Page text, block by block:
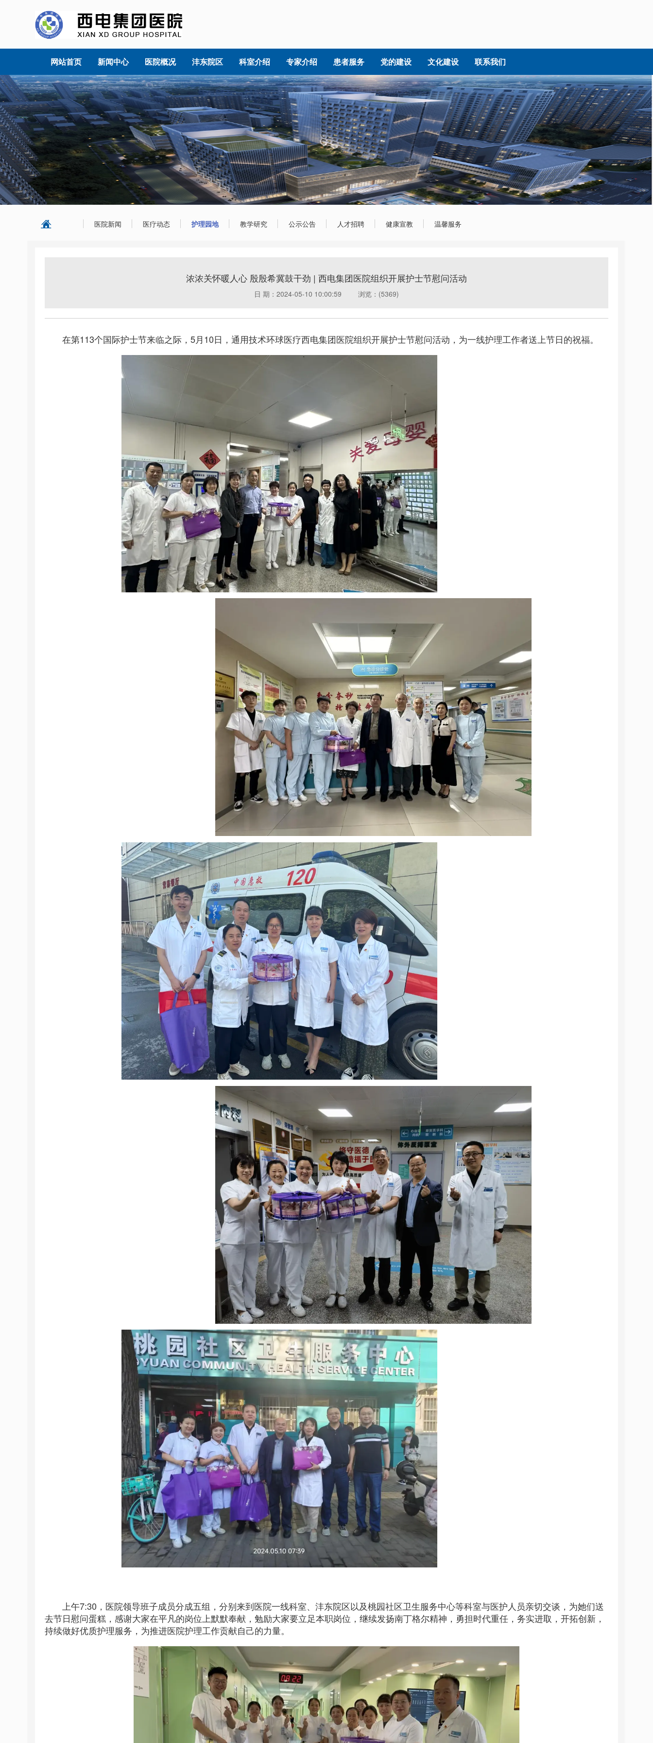
网站首页 新闻中心 医院概况 沣东院区 科室介绍 专家介绍 患者服务 党的建设 文化建设 联系我们
医院新闻 医疗动态 护理园地 教学研究 公示公告 人才招聘 健康宣教 温馨服务
浓浓关怀暖人心 殷殷希冀鼓干劲 | 西电集团医院组织开展护士节慰问活动
日 期：2024-05-10 10:00:59 浏览：(5369)
在第113个国际护士节来临之际，5月10日，通用技术环球医疗西电集团医院组织开展护士节慰问活动，为一线护理工作者送上节日的祝福。
上午7:30，医院领导班子成员分成五组，分别来到医院一线科室、沣东院区以及桃园社区卫生服务中心等科室与医护人员亲切交谈，为她们送
去节日慰问蛋糕，感谢大家在平凡的岗位上默默奉献，勉励大家要立足本职岗位，继续发扬南丁格尔精神，勇担时代重任，务实进取，开拓创新，
持续做好优质护理服务，为推进医院护理工作贡献自己的力量。